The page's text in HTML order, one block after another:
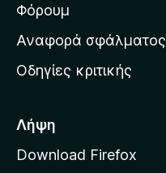
ρ
χ
κ
σ
λ
Φόρουμ
Αναφορά σφάλματος
Οδηγίες κριτικής
Λήψη
Download Firefox